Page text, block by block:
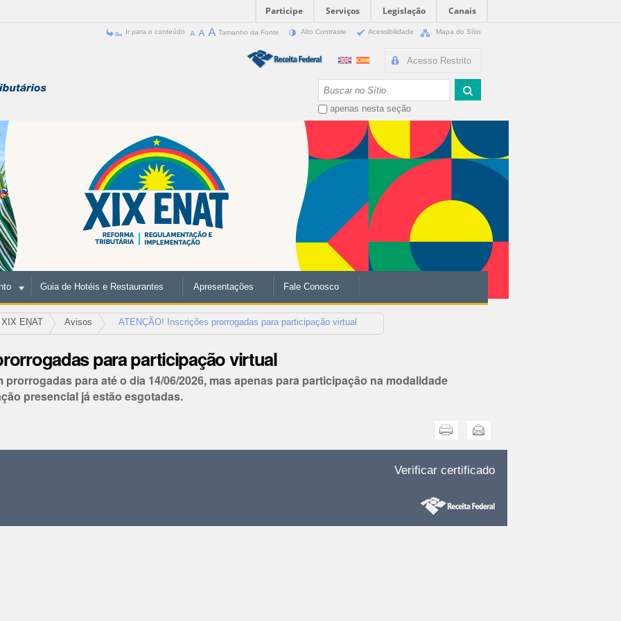
Participe Serviços Legislação
Canais
Ir para o conteúdo Tamanho da Fonte Alto Contraste Acessibilidade Mapa do Sítio
Acesso Restrito
apenas nesta seção
Guia de Hotéis e Restaurantes Apresentações Fale Conosco
XIX ENAT Avisos ATENÇÃO! Inscrições prorrogadas para participação virtual
para participação virtual
para até o dia 14/06/2026, mas apenas para participação na modalidade
presencial já estão esgotadas.
Enviar
Verificar certificado